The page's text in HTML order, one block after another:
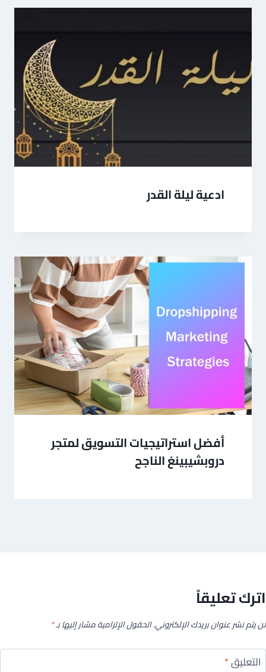
ادعية ليلة القدر
أفضل استراتيجيات التسويق لمتجر
دروبشيبينغ الناجح
اترك تعليقاً
لن يتم نشر عنوان بريدك الإلكتروني.الحقول الإلزامية مشار إليها بـ*
التعليق*